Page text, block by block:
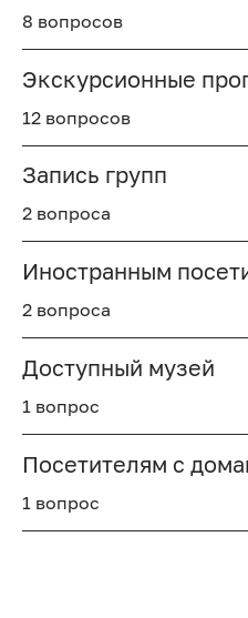
8 вопросов
Экскурсионные
12 вопросов
Запись групп
2 вопроса
Иностранным
2 вопроса
Доступный музей
1 вопрос
Посетителям с
1 вопрос